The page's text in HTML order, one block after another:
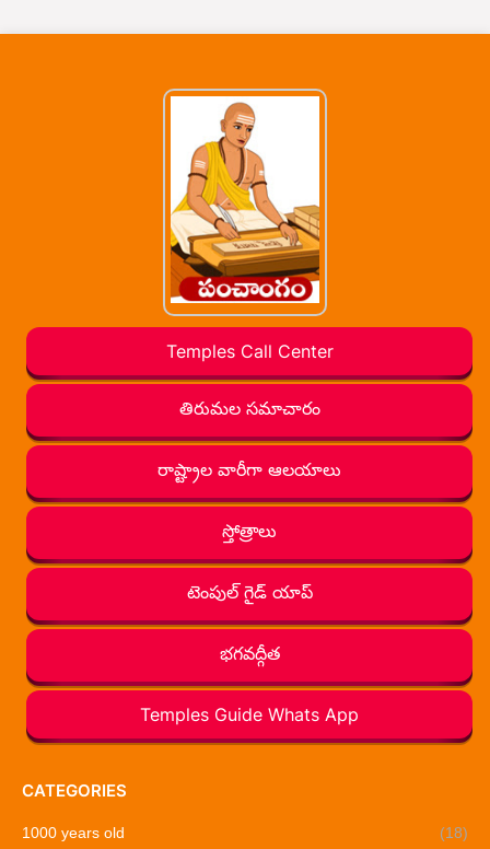
Temples Call Center
తిరుమల సమాచారం
రాష్ట్రాల వారీగా ఆలయాలు
స్తోత్రాలు
టెంపుల్ గైడ్ యాప్
భగవద్గీత
Temples Guide Whats App
CATEGORIES
1000 years old (18)